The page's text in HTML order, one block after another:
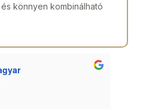
könnyen kombinálható